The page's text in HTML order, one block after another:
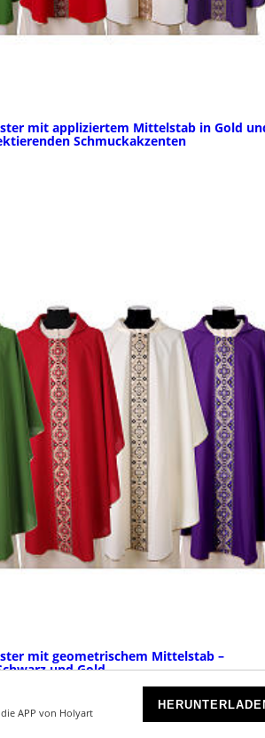
APP von Holyart
mit appliziertem Mittelstab in Gold
Schmuckakzenten
mit geometrischem Mittelstab –
und Gold
ERHÄLTLICH